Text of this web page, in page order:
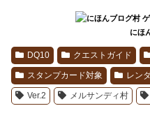
にほ
DQ10 クエストガイド
スタンプカード対象 レン
Ver.2 メルサンディ村